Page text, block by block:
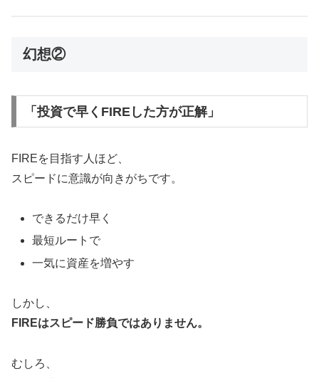
幻想②
「投資で早くFIREした方が正解」
FIREを目指す人ほど、
スピードに意識が向きがちです。
できるだけ早く
最短ルートで
一気に資産を増やす
しかし、
FIREはスピード勝負ではありません。
むしろ、